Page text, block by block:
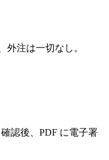
外注は一切なし。
認後、PDF に電子署